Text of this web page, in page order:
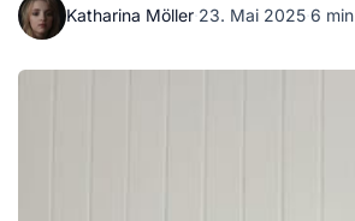
Katharina Möller·23. Mai 2025·6 min